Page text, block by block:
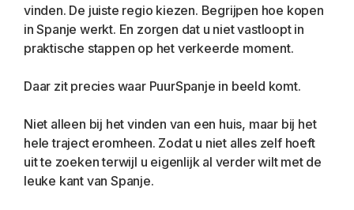
vinden. De juiste regio kiezen. Begrijpen hoe kopen
in Spanje werkt. En zorgen dat u niet vastloopt in
praktische stappen op het verkeerde moment.
Daar zit precies waar PuurSpanje in beeld komt.
Niet alleen bij het vinden van een huis, maar bij het
hele traject eromheen. Zodat u niet alles zelf hoeft
uit te zoeken terwijl u eigenlijk al verder wilt met de
leuke kant van Spanje.